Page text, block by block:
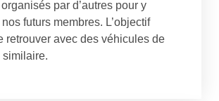
par d’autres pour y
futurs membres. L’objectif
retrouver avec des véhicules de
similaire.